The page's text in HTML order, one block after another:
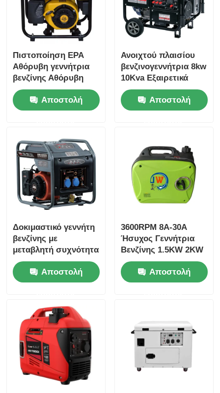
Πιστοποίηση EPA
Αθόρυβη γεννήτρια
βενζίνης Αθόρυβη
γεννήτρια βενζίνης
3KW 3,5KWΑποστολή
Ανοιχτού πλαισίου
βενζινογεννήτρια 8kw
10Kva Εξαιρετικά
αθόρυβη γεννήτρια
βενζίνης για το σπίτι
Αποστολή
Δοκιμαστικό γεννήτη
βενζίνης με
μεταβλητή συχνότητα
3,2 kW 4 kW 5 kW
Αθόρυβος γεννήτης
βενζίνης
Αποστολή
3600RPM 8A-30A
Ήσυχος Γεννήτρια
Βενζίνης 1.5KW 2KW
2.5KW 3KW
Αποστολή